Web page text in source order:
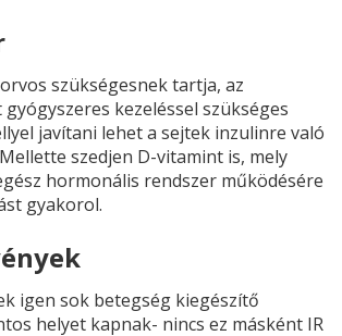
szükségesnek tartja, az
kezeléssel szükséges
javítani lehet a sejtek inzulinre való
szedjen D-vitamint is, mely
hormonális rendszer működésére
gyakorol.
igen sok betegség kiegészítő
helyet kapnak- nincs ez másként IR